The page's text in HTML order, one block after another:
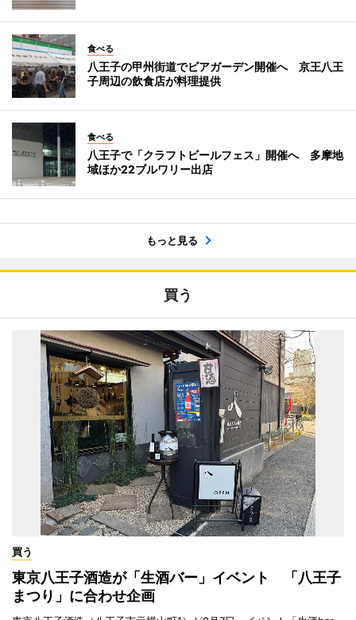
食べる
八王子の甲州街道でビアガーデン開催へ 京王八王
子周辺の飲食店が料理提供
食べる
八王子で「クラフトビールフェス」開催へ 多摩地
域ほか22ブルワリー出店
もっと見る
買う
買う
東京八王子酒造が「生酒バー」イベント 「八王子
まつり」に合わせ企画